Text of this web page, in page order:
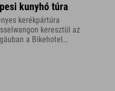
kunyhó túra
kerékpártúra
keresztül az
a Bikehotel